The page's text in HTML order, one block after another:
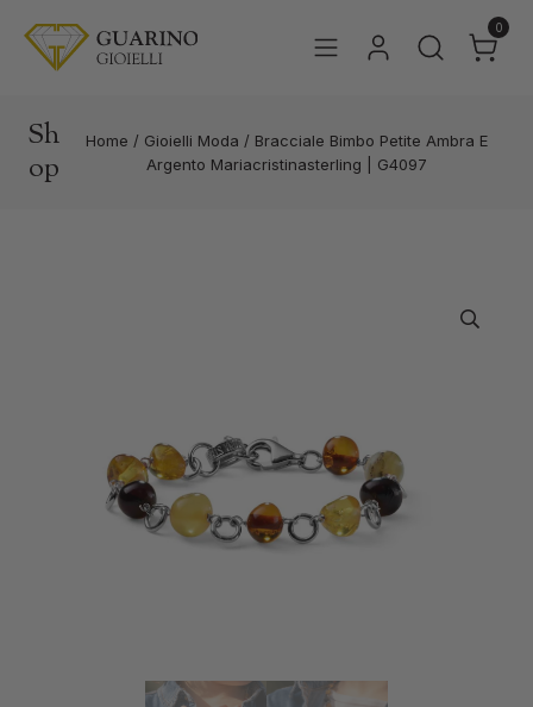
0
Sh
op
Home / Gioielli Moda / Bracciale Bimbo Petite Ambra E
Argento Mariacristinasterling | G4097